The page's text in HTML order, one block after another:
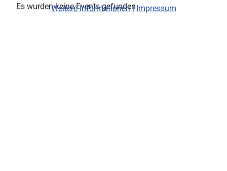
Es wurden keine Events gefunden
Weitere Informationen|Impressum